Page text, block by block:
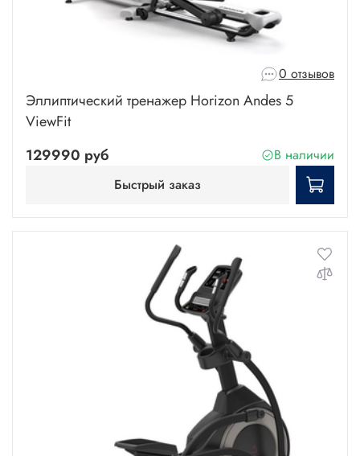
0 отзывов
Эллиптический тренажер Horizon Andes 5
ViewFit
129990 руб
В наличии
Быстрый заказ